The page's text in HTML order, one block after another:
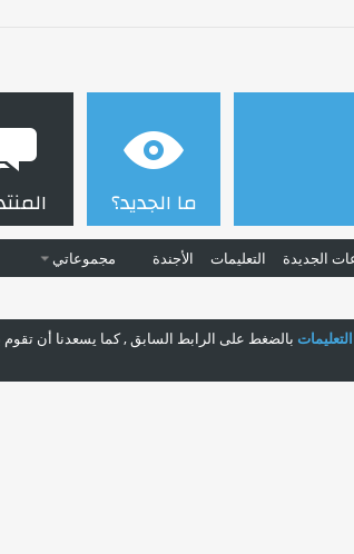
ما الجديد؟
الجديدة التعليمات الأجندة مجموعاتي
التعليمات بالضغط على الرابط السابق , كما يسعدنا أن تقوم